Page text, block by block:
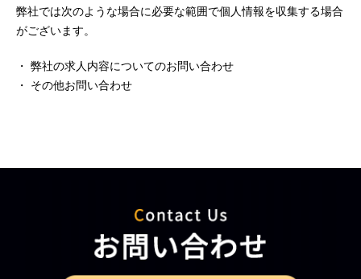
弊社では次のような場合に必要な範囲で個人情報を収集する場合
がございます。
・ 弊社の求人内容についてのお問い合わせ
・ その他お問い合わせ